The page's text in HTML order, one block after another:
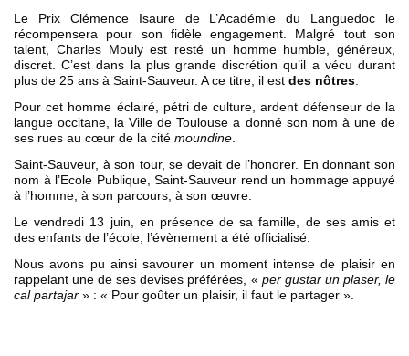
Le Prix Clémence Isaure de L’Académie du Languedoc le
récompensera pour son fidèle engagement. Malgré tout son
talent, Charles Mouly est resté un homme humble, généreux,
discret. C’est dans la plus grande discrétion qu’il a vécu durant
plus de 25 ans à Saint-Sauveur. A ce titre, il est des nôtres
Pour cet homme éclairé, pétri de culture, ardent défenseur de la
langue occitane, la Ville de Toulouse a donné son nom à une de
ses rues au cœur de la cité moundine
Saint-Sauveur, à son tour, se devait de l’honorer. En donnant son
nom à l’Ecole Publique, Saint-Sauveur rend un hommage appuyé
à l’homme, à son parcours, à son œuvre.
Le vendredi 13 juin, en présence de sa famille, de ses amis et
des enfants de l’école, l’évènement a été officialisé.
Nous avons pu ainsi savourer un moment intense de plaisir en
rappelant une de ses devises préférées, « per gustar un plaser, le
cal partajar » : « Pour goûter un plaisir, il faut le partager ».